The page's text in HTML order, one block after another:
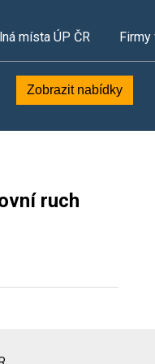
místa ÚP ČR
Zobrazit nabídky
ruch